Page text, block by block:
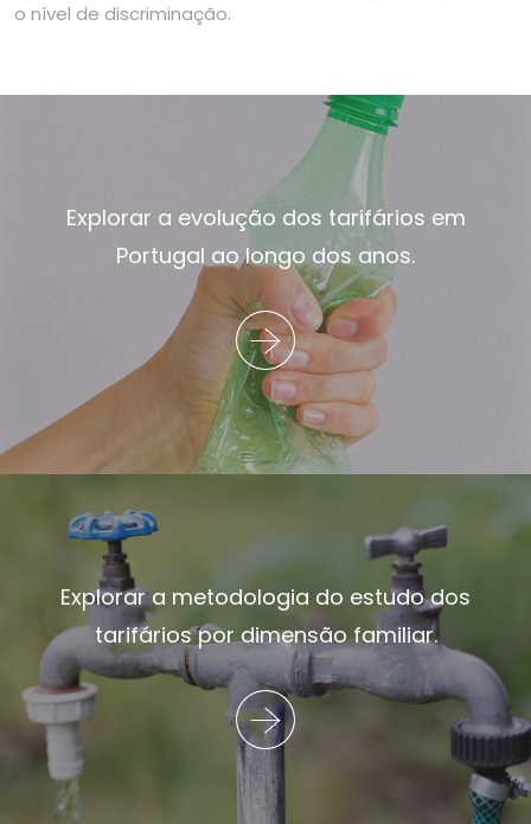
o nível de discriminação.
Explorar a evolução dos tarifários em
Portugal ao longo dos anos.
Explorar a metodologia do estudo dos
tarifários por dimensão familiar.